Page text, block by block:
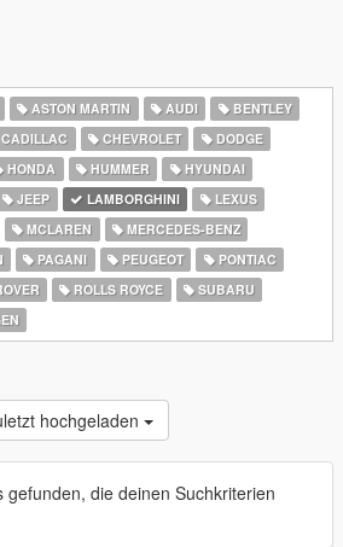
ASTON MARTIN AUDI
BENTLEY
CHEVROLET
DODGE
HONDA HUMMER
HYUNDAI
JEEP LAMBORGHINI
LEXUS
MCLAREN
MERCEDES-BENZ
PAGANI PEUGEOT
PONTIAC
ROLLS ROYCE
SUBARU
hochgeladen
gefunden, die deinen Suchkriterien